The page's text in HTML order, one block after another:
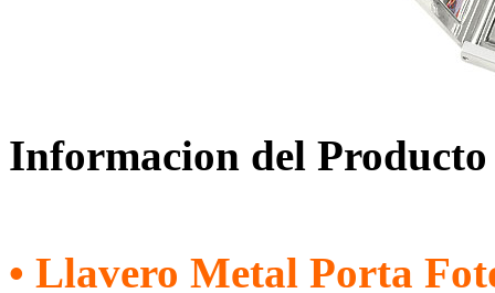
Informacion del Producto
• Llavero Metal Porta